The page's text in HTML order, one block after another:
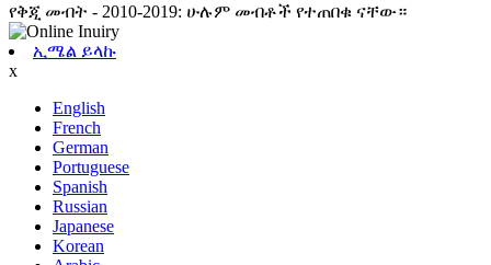
የቅጂ መብት - 2010-2019: ሁሉም መብቶች የተጠበቁ ናቸው።
ኢሜል ይላኩ
x
English
French
German
Portuguese
Spanish
Russian
Japanese
Korean